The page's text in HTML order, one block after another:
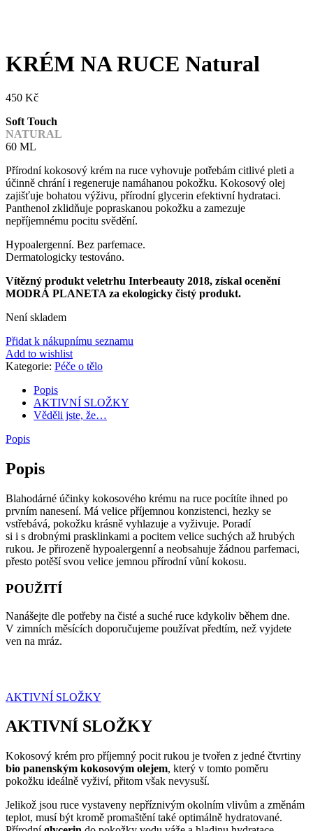
KRÉM NA RUCE Natural
450 Kč
Soft Touch
NATURAL
60 ML
Přírodní kokosový krém na ruce vyhovuje potřebám citlivé pleti a
účinně chrání i regeneruje namáhanou pokožku. Kokosový olej
zajišťuje bohatou výživu, přírodní glycerin efektivní hydrataci.
Panthenol zklidňuje popraskanou pokožku a zamezuje
nepříjemnému pocitu svědění.
Hypoalergenní. Bez parfemace.
Dermatologicky testováno.
Vítězný produkt veletrhu Interbeauty 2018, získal ocenění
MODRÁ PLANETA za ekologicky čistý produkt.
Není skladem
Přidat k nákupnímu seznamu
Add to wishlist
Kategorie: Péče o tělo
Popis
AKTIVNÍ SLOŽKY
Věděli jste, že…
Popis
Popis
Blahodárné účinky kokosového krému na ruce pocítíte ihned po
prvním nanesení. Má velice příjemnou konzistenci, hezky se
vstřebává, pokožku krásně vyhlazuje a vyživuje. Poradí
si i s drobnými prasklinkami a pocitem velice suchých až hrubých
rukou. Je přirozeně hypoalergenní a neobsahuje žádnou parfemaci,
přesto potěší svou velice jemnou přírodní vůní kokosu.
POUŽITÍ
Nanášejte dle potřeby na čisté a suché ruce kdykoliv během dne.
V zimních měsících doporučujeme používat předtím, než vyjdete
ven na mráz.
AKTIVNÍ SLOŽKY
AKTIVNÍ SLOŽKY
Kokosový krém pro příjemný pocit rukou je tvořen z jedné čtvrtiny
bio panenským kokosovým olejem, který v tomto poměru
pokožku ideálně vyživí, přitom však nevysuší.
Jelikož jsou ruce vystaveny nepříznivým okolním vlivům a změnám
teplot, musí být kromě promaštění také optimálně hydratované.